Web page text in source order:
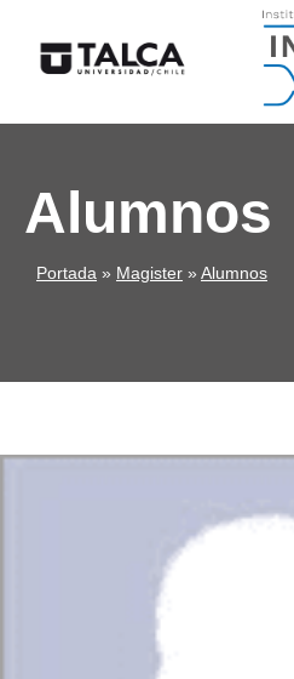
Alumnos
Portada » Magister » Alumnos